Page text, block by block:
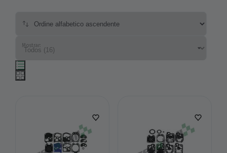
Mostrar: